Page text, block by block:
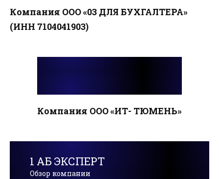
Компания ООО «03 ДЛЯ БУХГАЛТЕРА»
(ИНН 7104041903)
Компания ООО «ИТ- ТЮМЕНЬ»
1 АБ ЭКСПЕРТ
Обзор компании